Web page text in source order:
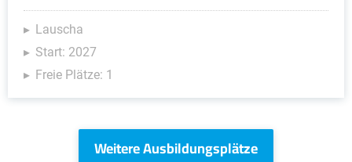
Lauscha
Start: 2027
Freie Plätze: 1
Weitere Ausbildungsplätze